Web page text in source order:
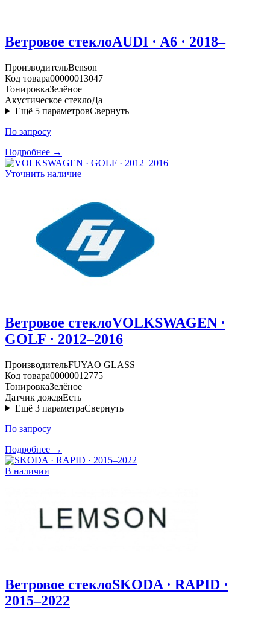
Ветровое стеклоAUDI · A6 · 2018–
ПроизводительBenson
Код товара00000013047
ТонировкаЗелёное
Акустическое стеклоДа
Ещё 5 параметровСвернуть
По запросу
Подробнее →
Уточнить наличие
Ветровое стеклоVOLKSWAGEN ·
GOLF · 2012–2016
ПроизводительFUYAO GLASS
Код товара00000012775
ТонировкаЗелёное
Датчик дождяЕсть
Ещё 3 параметраСвернуть
По запросу
Подробнее →
В наличии
Ветровое стеклоSKODA · RAPID ·
2015–2022